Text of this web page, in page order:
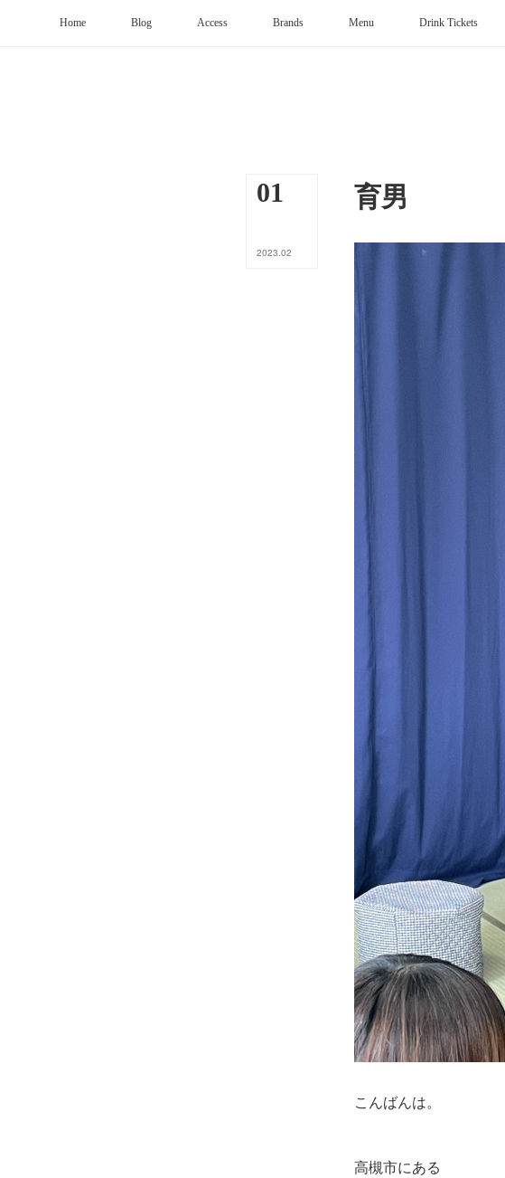
Home Blog Access Brands Menu Drink Tickets
01
2023.02
育男
こんばんは。
高槻市にある